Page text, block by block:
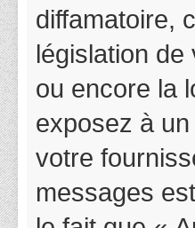
diffamatoire,
législation
ou encore la
exposez à
votre
messages